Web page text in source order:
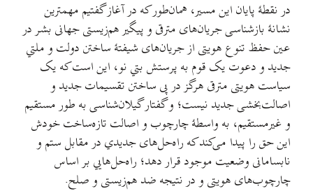
در نقطهٔ پایان این مسیر، همان‌طور که در آغاز گفتیم مهمترین
نشانهٔ بازشناسی جریان‌های مترقی و پیگیر هم‌زیستی جهانی بشر در
عین حفظ تنوع هویتی از جریان‌های شیفتهٔ ساختن دولت و ملتي
جدید و دعوت یک قوم به پرستش بتي نو، این است که یک
سیاست هویتی مترقی هرگز در پی ساختن تقسیمات جدید و
اصالت‌بخشی جدید نیست؛ و گفتار گیلان‌شناسی به طور مستقیم
و غیرمستقیم، به واسطهٔ چارچوب و اصالت تازه‌ساخت خودش
این حق را پیدا می‌کند که راه‌حل‌های جدیدي در مقابل ستم و
نابسامانی وضعیت موجود قرار دهد؛ راه‌حل‌هایي بر اساس
چارچوب‌های هویتی و در نتیجه ضد هم‌زیستی و صلح.